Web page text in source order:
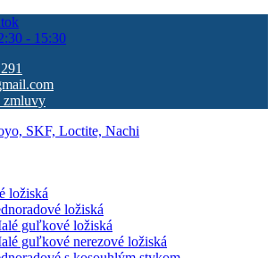
- 15:30
zmluvy
ložiská
ložiská
guľkové ložiská
guľkové nerezové ložiská